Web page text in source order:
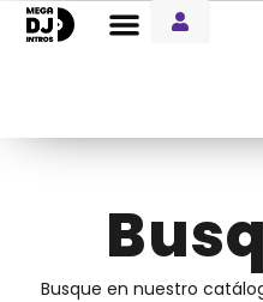
Busque en nuestro